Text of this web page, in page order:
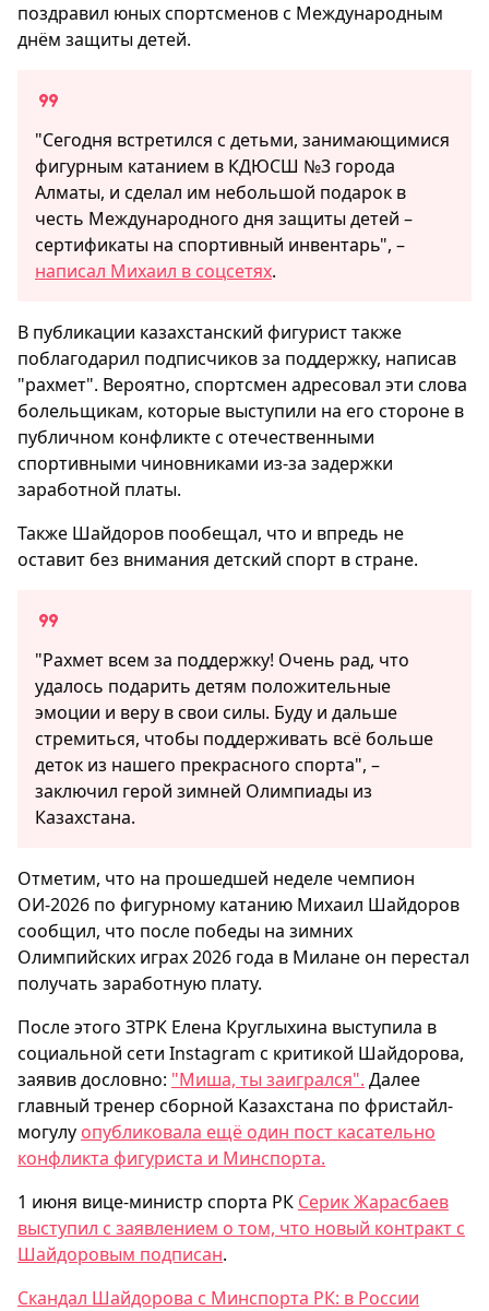
поздравил юных спортсменов с Международным
днём защиты детей.
"Сегодня встретился с детьми, занимающимися
фигурным катанием в КДЮСШ №3 города
Алматы, и сделал им небольшой подарок в
честь Международного дня защиты детей –
сертификаты на спортивный инвентарь", –
написал Михаил в соцсетях.
В публикации казахстанский фигурист также
поблагодарил подписчиков за поддержку, написав
"рахмет". Вероятно, спортсмен адресовал эти слова
болельщикам, которые выступили на его стороне в
публичном конфликте с отечественными
спортивными чиновниками из-за задержки
заработной платы.
Также Шайдоров пообещал, что и впредь не
оставит без внимания детский спорт в стране.
"Рахмет всем за поддержку! Очень рад, что
удалось подарить детям положительные
эмоции и веру в свои силы. Буду и дальше
стремиться, чтобы поддерживать всё больше
деток из нашего прекрасного спорта", –
заключил герой зимней Олимпиады из
Казахстана.
Отметим, что на прошедшей неделе чемпион
ОИ-2026 по фигурному катанию Михаил Шайдоров
сообщил, что после победы на зимних
Олимпийских играх 2026 года в Милане он перестал
получать заработную плату.
После этого ЗТРК Елена Круглыхина выступила в
социальной сети Instagram с критикой Шайдорова,
заявив дословно: "Миша, ты заигрался". Далее
главный тренер сборной Казахстана по фристайл-
могулу опубликовала ещё один пост касательно
конфликта фигуриста и Минспорта.
1 июня вице-министр спорта РК Серик Жарасбаев
выступил с заявлением о том, что новый контракт с
Шайдоровым подписан.
Скандал Шайдорова с Минспорта РК: в России